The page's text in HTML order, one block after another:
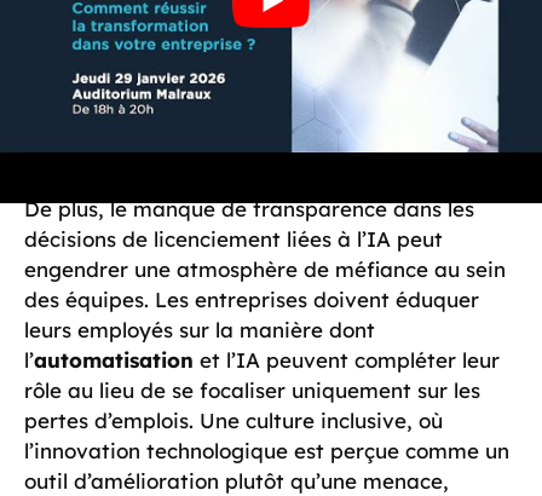
De plus, le manque de transparence dans les
décisions de licenciement liées à l’IA peut
engendrer une atmosphère de méfiance au sein
des équipes. Les entreprises doivent éduquer
leurs employés sur la manière dont
l’automatisation et l’IA peuvent compléter leur
rôle au lieu de se focaliser uniquement sur les
pertes d’emplois. Une culture inclusive, où
l’innovation technologique est perçue comme un
outil d’amélioration plutôt qu’une menace,